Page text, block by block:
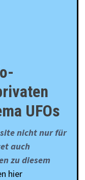
UFOs
nicht nur für
auch
zu diesem
hier